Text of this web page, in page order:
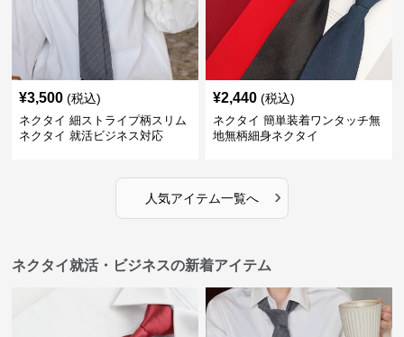
¥3,500 (税込)
ネクタイ 細ストライプ柄スリム
ネクタイ 就活ビジネス対応
¥2,440 (税込)
ネクタイ 簡単装着ワンタッチ無
地無柄細身ネクタイ
人気アイテム一覧へ ›
ネクタイ就活・ビジネスの新着アイテム